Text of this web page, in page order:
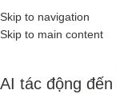
Skip to navigation
Skip to main content
MENU
AI tác động